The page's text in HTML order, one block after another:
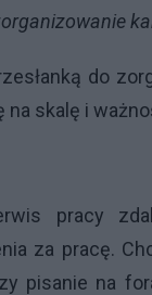
do
skalę i
pracy
za pracę.
pisanie na